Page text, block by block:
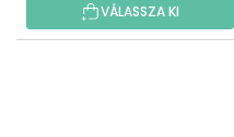
VÁLASSZA KI